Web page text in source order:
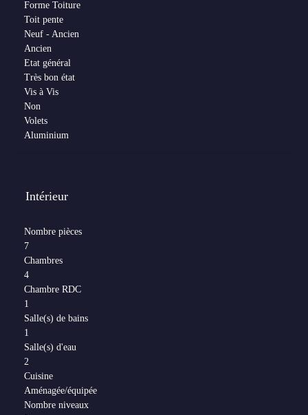
Forme Toiture
Toit pente
Neuf - Ancien
Ancien
Etat général
Très bon état
Vis à Vis
Non
Volets
Aluminium
Intérieur
Nombre pièces
7
Chambres
4
Chambre RDC
1
Salle(s) de bains
1
Salle(s) d'eau
2
Cuisine
Aménagée/équipée
Nombre niveaux